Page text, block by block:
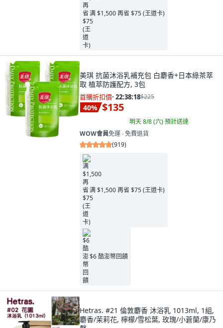
满 $1,500 再省 $75 (王道卡)
美琪 抗菌沐浴乳補充包 白麝香+日本綠茶萃
取 植萃防護配方, 3包
首購折扣價· 22:38:16$225
40% $135
明天 8/8 (六)預計送達
WOW會員免運 ∙ 免費退貨
(919)
满 $1,500 再省 $75 (王道卡)
$6 酷澎幣回饋
Hetras. #21 倫敦麝香 沐浴乳 1013ml, 1組,
麝香/茉莉花, 檸檬/雪松葉, 玫瑰/小蒼蘭/康乃